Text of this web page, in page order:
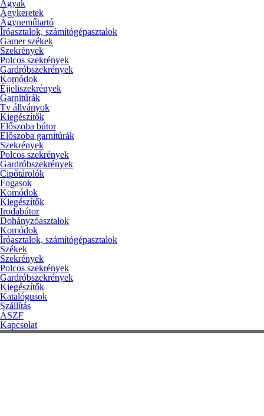
Ágyak
Ágykeretek
Ágyneműtartó
Íróasztalok, számítógépasztalok
Gamer székek
Szekrények
Polcos szekrények
Gardróbszekrények
Komódok
Éjjeliszekrények
Garnitúrák
Tv állványok
Kiegészítők
Előszoba bútor
Előszoba garnitúrák
Szekrények
Polcos szekrények
Gardróbszekrények
Cipőtárolók
Fogasok
Komódok
Kiegészítők
Irodabútor
Dohányzóasztalok
Komódok
Íróasztalok, számítógépasztalok
Székek
Szekrények
Polcos szekrények
Gardróbszekrények
Kiegészítők
Katalógusok
Szállítás
ÁSZF
Kapcsolat